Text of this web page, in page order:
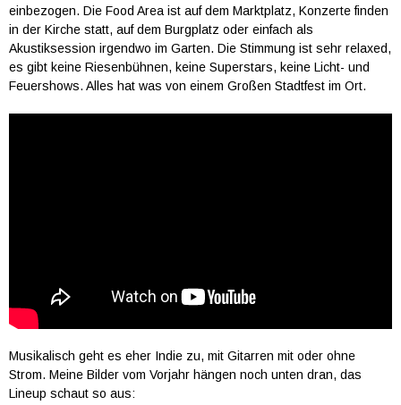
einbezogen. Die Food Area ist auf dem Marktplatz, Konzerte finden
in der Kirche statt, auf dem Burgplatz oder einfach als
Akustiksession irgendwo im Garten. Die Stimmung ist sehr relaxed,
es gibt keine Riesenbühnen, keine Superstars, keine Licht- und
Feuershows. Alles hat was von einem Großen Stadtfest im Ort.
Musikalisch geht es eher Indie zu, mit Gitarren mit oder ohne
Strom. Meine Bilder vom Vorjahr hängen noch unten dran, das
Lineup schaut so aus: